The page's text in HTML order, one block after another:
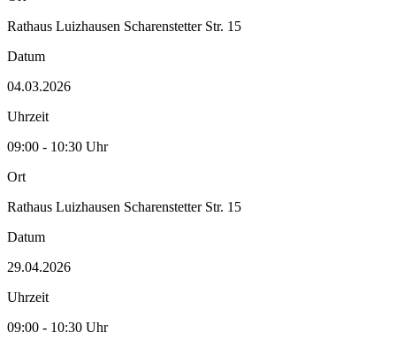
Rathaus Luizhausen Scharenstetter Str. 15
Datum
04.03.2026
Uhrzeit
09:00 - 10:30 Uhr
Ort
Rathaus Luizhausen Scharenstetter Str. 15
Datum
29.04.2026
Uhrzeit
09:00 - 10:30 Uhr